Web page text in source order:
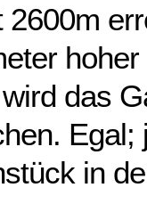
das
Egal;
in